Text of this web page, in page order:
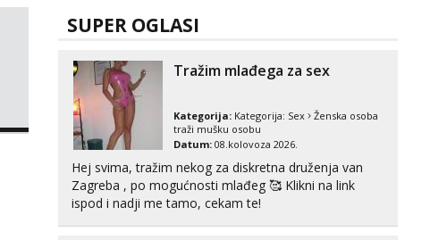
Tel:064/677-677
064/677-677
- Kod: #136
tel:0,93€ - mob:1,12€ min
Liliana
Razgovaram :)
SUPER OGLASI
Tražim mlađega za sex
Kategorija: Kategorija: Sex
Ženska osoba
traži mušku osobu
Datum: 08.kolovoza 2026.
Hej svima, tražim nekog za diskretna druženja van
Zagreba , po mogućnosti mlađeg 🥰 Klikni na link
ispod i nadji me tamo, cekam te!